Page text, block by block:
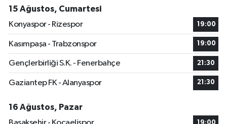
15 Ağustos, Cumartesi
Konyaspor - Rizespor
19:00
Kasımpaşa - Trabzonspor 19:00
Gençlerbirliği S.K. - Fenerbahçe 21:30
Gaziantep FK - Alanyaspor 21:30
16 Ağustos, Pazar
19:00